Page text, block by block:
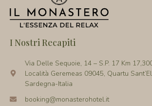
I Nostri Recapiti
Via Delle Sequoie, 14 – S.P. 17 Km
Località Geremeas 09045, Quartu
Sardegna-Italia
booking@monasterohotel.it